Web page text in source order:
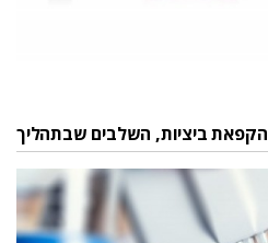
הקפאת ביציות, השלבים שבתהליך